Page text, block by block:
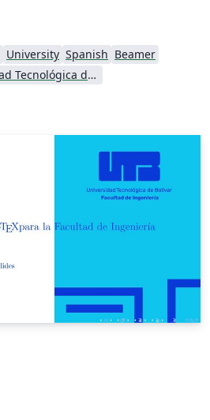
University Spanish Beamer
Universidad Tecnológica de Bolívar